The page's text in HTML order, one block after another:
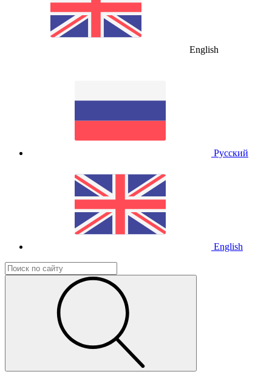
English
Русский
English